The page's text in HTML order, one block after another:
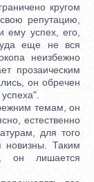
кругом
репутацию,
ему успех, его,
еще не вся
неизбежно
прозаическим
он обречен
темам, он
естественно
для того
новизны. Таким
он лишается